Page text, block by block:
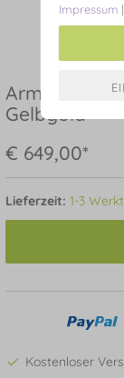
Armkette
Gelbgold
€ 649,00*
Lieferzeit: 1-3
Kostenloser
Impressum |